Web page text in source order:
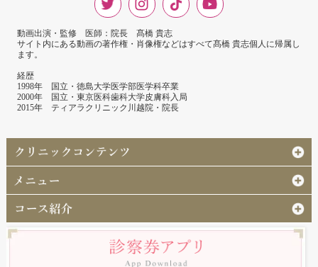
動画出演・監修 医師：院長 髙橋 貴志
サイト内にある動画の著作権・肖像権などはすべて髙橋 貴志個人に帰属し
ます。
経歴
1998年 国立・徳島大学医学部医学科卒業
2000年 国立・東京医科歯科大学皮膚科入局
2015年 ティアラクリニック川越院・院長